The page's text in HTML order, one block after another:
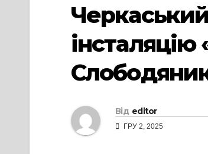
Від editor
ГРУ 2, 2025